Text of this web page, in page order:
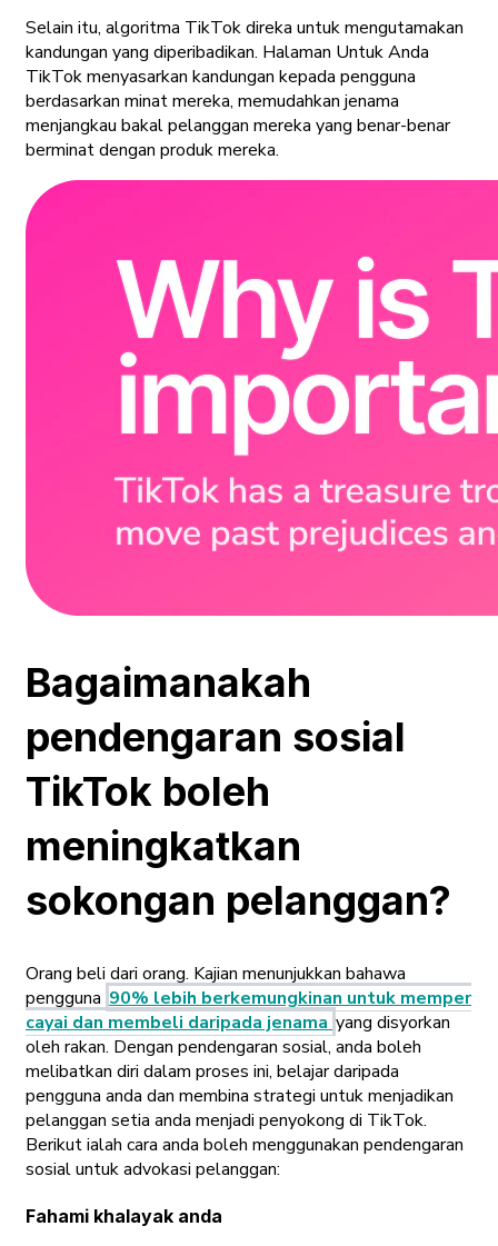
Selain itu, algoritma TikTok direka untuk mengutamakan
kandungan yang diperibadikan. Halaman Untuk Anda
TikTok menyasarkan kandungan kepada pengguna
berdasarkan minat mereka, memudahkan jenama
menjangkau bakal pelanggan mereka yang benar-benar
berminat dengan produk mereka.
Bagaimanakah
pendengaran sosial
TikTok boleh
meningkatkan
sokongan pelanggan?
Orang beli dari orang. Kajian menunjukkan bahawa
pengguna 90% lebih berkemungkinan untuk memper
cayai dan membeli daripada jenama yang disyorkan
oleh rakan. Dengan pendengaran sosial, anda boleh
melibatkan diri dalam proses ini, belajar daripada
pengguna anda dan membina strategi untuk menjadikan
pelanggan setia anda menjadi penyokong di TikTok.
Berikut ialah cara anda boleh menggunakan pendengaran
sosial untuk advokasi pelanggan:
Fahami khalayak anda